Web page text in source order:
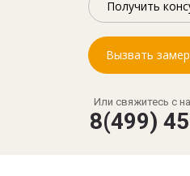
Получить
Вызвать
Или свяжитесь с
8(499)